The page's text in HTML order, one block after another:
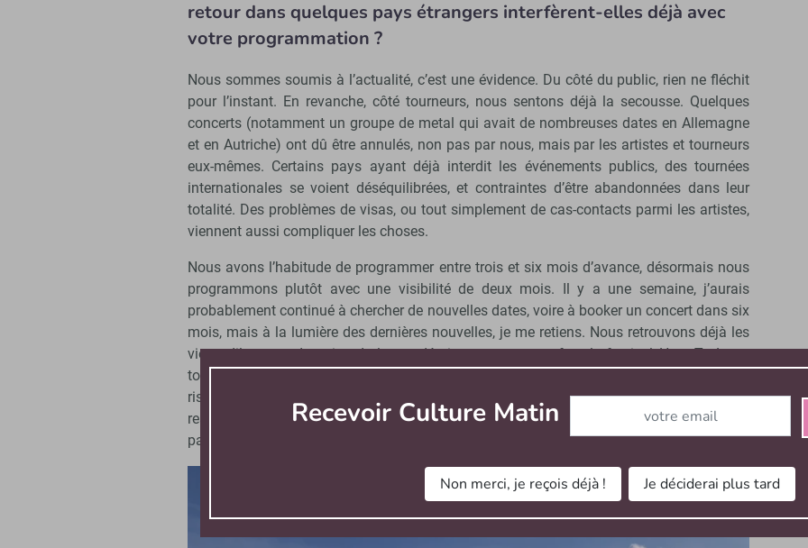
retour dans quelques pays étrangers interfèrent-elles déjà avec
votre programmation ?
Nous sommes soumis à l’actualité, c’est une évidence. Du côté du public, rien ne fléchit
pour l’instant. En revanche, côté tourneurs, nous sentons déjà la secousse. Quelques
concerts (notamment un groupe de metal qui avait de nombreuses dates en Allemagne
et en Autriche) ont dû être annulés, non pas par nous, mais par les artistes et tourneurs
eux-mêmes. Certains pays ayant déjà interdit les événements publics, des tournées
internationales se voient déséquilibrées, et contraintes d’être abandonnées dans leur
totalité. Des problèmes de visas, ou tout simplement de cas-contacts parmi les artistes,
viennent aussi compliquer les choses.
Nous avons l’habitude de programmer entre trois et six mois d’avance, désormais nous
programmons plutôt avec une visibilité de deux mois. Il y a une semaine, j’aurais
probablement continué à chercher de nouvelles dates, voire à booker un concert dans six
mois, mais à la lumière des dernières nouvelles, je me retiens. Nous retrouvons déjà les
vieux dilemmes des pics de la pandémie : notre temps fort, le festival How To Love,
tombe en mars et nous restons très prudents sur sa préparation. Devons-nous prendre le
risque de le programmer, pour éventuellement l’annuler en fonction d’éventuelles
restrictions d’ici-là ? Ou prendre notre temps, quitte à devoir boucler l’événement en
panique à la dernière minute s’il peut avoir lieu ?
Recevoir Culture Matin Abonnez-vous à notre
Non merci, je reçois déjà ! Je déciderai plus tard